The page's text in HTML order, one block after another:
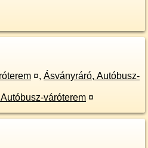
¤, Ásványráró, Autóbusz-
váróterem ¤